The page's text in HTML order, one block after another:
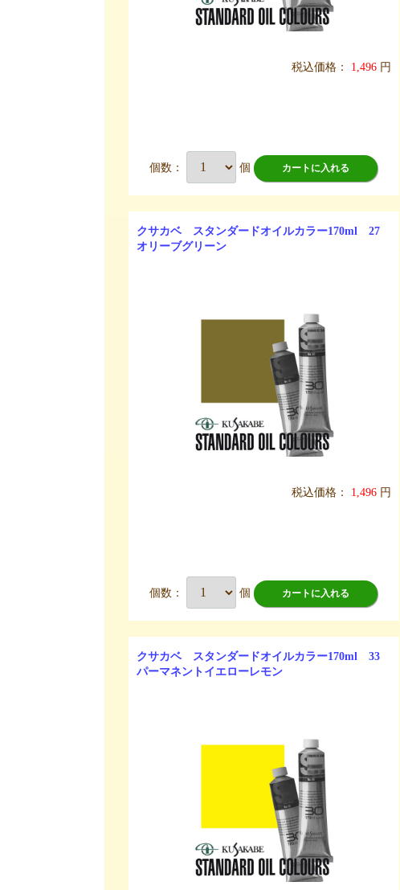
税込価格： 1,496 円
個数： 個 カートに入れる
クサカベ スタンダードオイルカラー170ml 27
オリーブグリーン
税込価格： 1,496 円
個数： 個 カートに入れる
クサカベ スタンダードオイルカラー170ml 33
パーマネントイエローレモン